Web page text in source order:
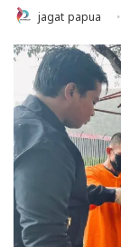
jagat papua